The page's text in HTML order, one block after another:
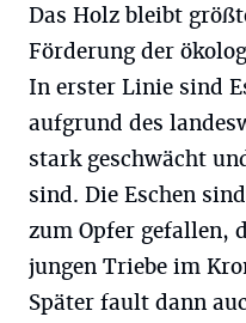
Das Holz bleibt
Förderung der
In erster Linie sind
aufgrund des
stark geschwächt
sind. Die Eschen
zum Opfer gefallen,
jungen Triebe im
Später fault dann